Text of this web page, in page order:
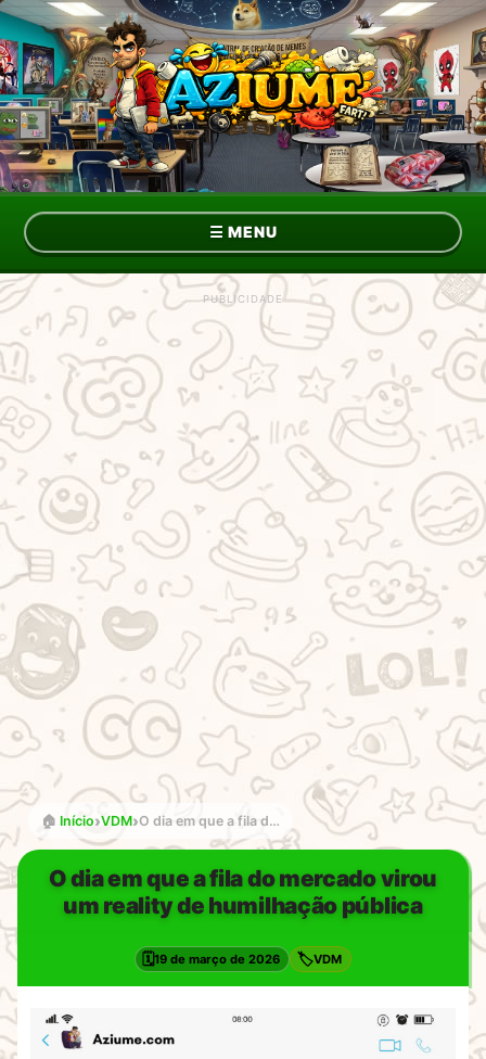
☰ MENU
Topo
🏠 Início›VDM› O dia em que a fila do mercado virou um reality de humilhação pública
O dia em que a fila do mercado virou
um reality de humilhação pública
🗓️19 de março de 2026 🏷️VDM